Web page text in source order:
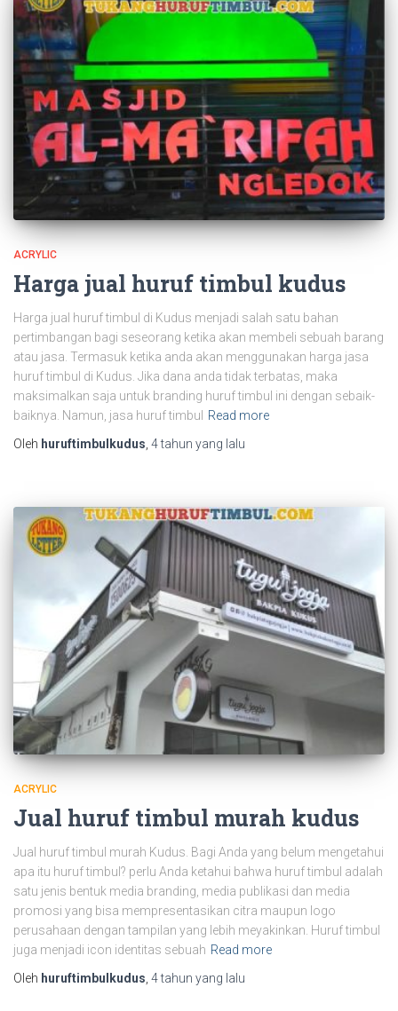
ACRYLIC
Harga jual huruf timbul kudus
Harga jual huruf timbul di Kudus menjadi salah satu bahan
pertimbangan bagi seseorang ketika akan membeli sebuah barang
atau jasa. Termasuk ketika anda akan menggunakan harga jasa
huruf timbul di Kudus. Jika dana anda tidak terbatas, maka
maksimalkan saja untuk branding huruf timbul ini dengan sebaik-
baiknya. Namun, jasa huruf timbul
Read more
Oleh huruftimbulkudus 4 tahun yang lalu
ACRYLIC
Jual huruf timbul murah kudus
Jual huruf timbul murah Kudus. Bagi Anda yang belum mengetahui
apa itu huruf timbul? perlu Anda ketahui bahwa huruf timbul adalah
satu jenis bentuk media branding, media publikasi dan media
promosi yang bisa mempresentasikan citra maupun logo
perusahaan dengan tampilan yang lebih meyakinkan. Huruf timbul
juga menjadi icon identitas sebuah Read more
Oleh huruftimbulkudus 4 tahun yang lalu